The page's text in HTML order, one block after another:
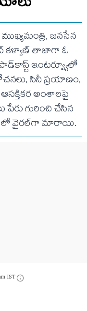
ముఖ్యమంత్రి, జనసేన
కళ్యాణ్ తాజాగా ఓ
ఇంటర్వ్యూలో
సినీ ప్రయాణం,
అంశాలపై
గురించి చేసిన
వైరల్‌గా మారాయి.
IST